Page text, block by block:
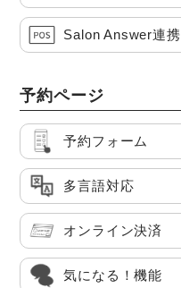
Salon Answer連携
予約ページ
予約フォーム
多言語対応
オンライン決済
気になる！機能